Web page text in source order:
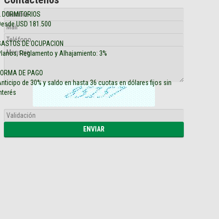
DORMITORIOS
USD 181.500
DE OCUPACION
Reglamento y Alhajamiento: 3%
DE PAGO
de 30% y saldo en hasta 36 cuotas en dólares fijos sin